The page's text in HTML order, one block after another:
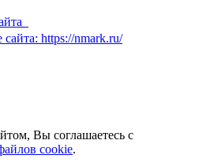
Вы соглашаетесь с
cookie.